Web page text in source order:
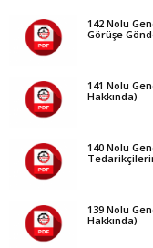
142 Nolu
Görüşe
141 Nolu
Hakkında)
140 Nolu
139 Nolu
Hakkında)